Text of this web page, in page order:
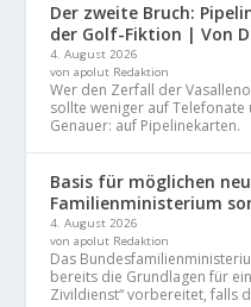
Der zweite Bruch:
der Golf-Fiktion | Von
4. August 2026
von apolut Redaktion
Wer den Zerfall der
sollte weniger auf Telefonate
Genauer: auf Pipelinekarten.
Basis für möglichen
Familienministerium
4. August 2026
von apolut Redaktion
Das
bereits die Grundlagen für
Zivildienst“ vorbereitet, falls